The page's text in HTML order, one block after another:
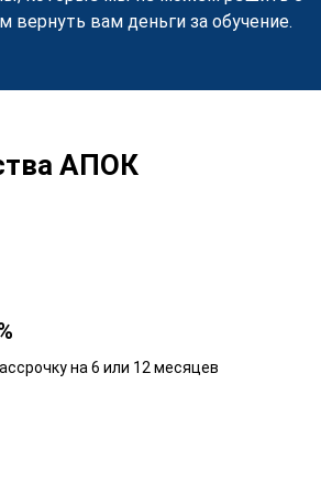
вам деньги за обучение.
АПОК
на 6 или 12 месяцев